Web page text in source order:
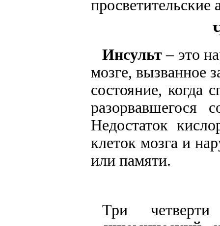
Инсульт– это
мозге, вызванное
состояние, когда
разорвавшегося
Недостаток
клеток мозга и
или памяти.
Три